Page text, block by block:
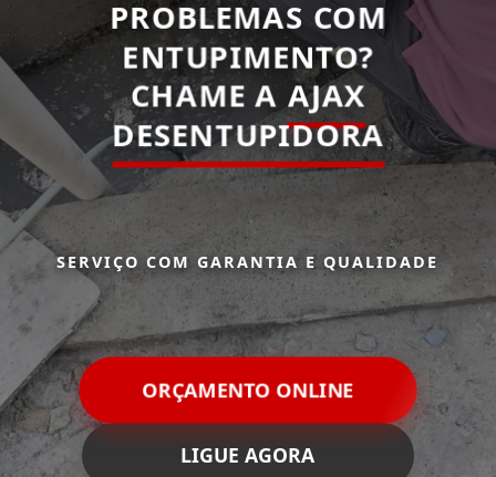
PROBLEMAS COM
ENTUPIMENTO?
CHAME A AJAX
DESENTUPIDORA
SERVIÇO COM GARANTIA E QUALIDADE
ORÇAMENTO ONLINE
LIGUE AGORA